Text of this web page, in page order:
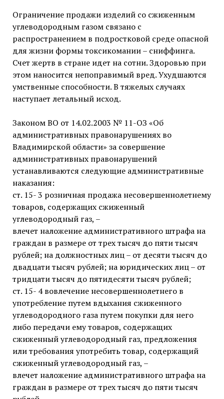
Ограничение продажи изделий со сжиженным
углеводородным газом связано с
распространением в подростковой среде опасной
для жизни формы токсикомании – сниффинга.
Счет жертв в стране идет на сотни. Здоровью при
этом наносится непоправимый вред. Ухудшаются
умственные способности. В тяжелых случаях
наступает летальный исход.
Законом ВО от 14.02.2003 № 11-ОЗ «Об
административных правонарушениях во
Владимирской области» за совершение
административных правонарушений
устанавливаются следующие административные
наказания:
ст. 15- 3 розничная продажа несовершеннолетнему
товаров, содержащих сжиженный
углеводородный газ, –
влечет наложение административного штрафа на
граждан в размере от трех тысяч до пяти тысяч
рублей; на должностных лиц – от десяти тысяч до
двадцати тысяч рублей; на юридических лиц – от
тридцати тысяч до пятидесяти тысяч рублей;
ст. 15- 4 вовлечение несовершеннолетнего в
употребление путем вдыхания сжиженного
углеводородного газа путем покупки для него
либо передачи ему товаров, содержащих
сжиженный углеводородный газ, предложения
или требования употребить товар, содержащий
сжиженный углеводородный газ, –
влечет наложение административного штрафа на
граждан в размере от трех тысяч до пяти тысяч